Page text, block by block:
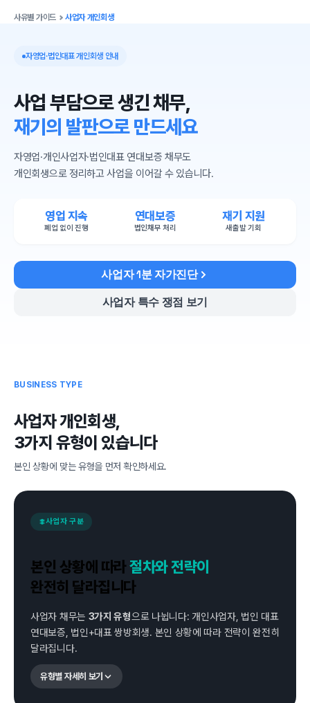
사유별 가이드 사업자 개인회생
자영업·법인대표 개인회생 안내
사업 부담으로 생긴 채무,
재기의 발판으로 만드세요
자영업·개인사업자·법인대표 연대보증 채무도
개인회생으로 정리하고 사업을 이어갈 수 있습니다.
영업 지속
폐업 없이 진행
연대보증
법인채무 처리
재기 지원
새출발 기회
사업자 1분 자가진단
사업자 특수 쟁점 보기
BUSINESS TYPE
사업자 개인회생,
3가지 유형이 있습니다
본인 상황에 맞는 유형을 먼저 확인하세요.
사업자 구분
본인 상황에 따라절차와 전략이
완전히 달라집니다
사업자 채무는 3가지 유형으로 나뉩니다: 개인사업자, 법인 대표
연대보증, 법인+대표 쌍방회생. 본인 상황에 따라 전략이 완전히
달라집니다.
유형별 자세히 보기